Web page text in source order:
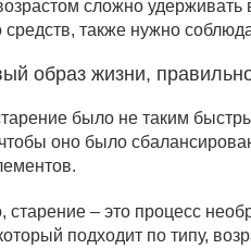
сложно
также нужно
образ жизни,
было не таким
оно было
старение – это процесс
подходит по типу,